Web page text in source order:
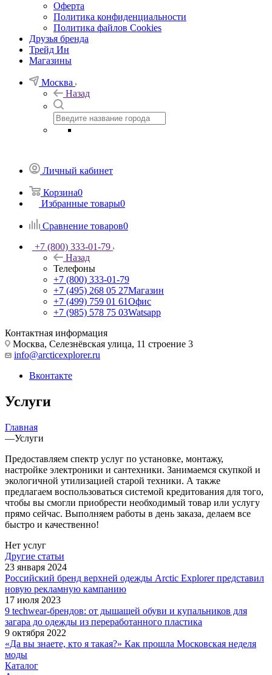
Оферта
Политика конфиденциальности
Политика файлов Cookies
Друзья бренда
Трейд Ин
Магазины
Москва
Назад
Личный кабинет
Корзина0
Избранные товары0
Сравнение товаров0
+7 (800) 333-01-79
Назад
Телефоны
+7 (800) 333-01-79
+7 (495) 268 05 27Магазин
+7 (499) 759 01 61Офис
+7 (985) 578 75 03Watsapp
Контактная информация
Москва, Селезнёвская улица, 11 строение 3
info@arcticexplorer.ru
Вконтакте
Услуги
Главная
—Услуги
Предоставляем спектр услуг по установке, монтажу,
настройке электроники и сантехники. Занимаемся скупкой и
экологичной утилизацией старой техники. А также
предлагаем воспользоваться системой кредитования для того,
чтобы вы смогли приобрести необходимый товар или услугу
прямо сейчас. Выполняем работы в день заказа, делаем все
быстро и качественно!
Нет услуг
Другие статьи
23 января 2024
Российский бренд верхней одежды Arctic Explorer представил
новую рекламную кампанию
17 июля 2023
9 techwear-брендов: от дышащей обуви и купальников для
загара до одежды из переработанного пластика
9 октября 2022
«Да вы знаете, кто я такая?» Как прошла Московская неделя
моды
Каталог